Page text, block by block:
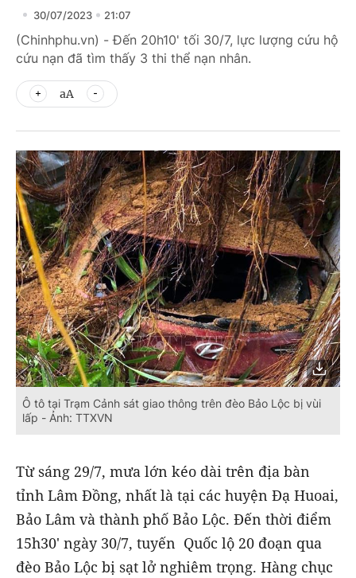
30/07/2023 21:07
(Chinhphu.vn) - Đến 20h10' tối 30/7, lực lượng cứu hộ
cứu nạn đã tìm thấy 3 thi thể nạn nhân.
aA
Ô tô tại Trạm Cảnh sát giao thông trên đèo Bảo Lộc bị vùi
lấp - Ảnh: TTXVN
Từ sáng 29/7, mưa lớn kéo dài trên địa bàn
tỉnh Lâm Đồng, nhất là tại các huyện Đạ Huoai,
Bảo Lâm và thành phố Bảo Lộc. Đến thời điểm
15h30' ngày 30/7, tuyến Quốc lộ 20 đoạn qua
đèo Bảo Lộc bị sạt lở nghiêm trọng. Hàng chục